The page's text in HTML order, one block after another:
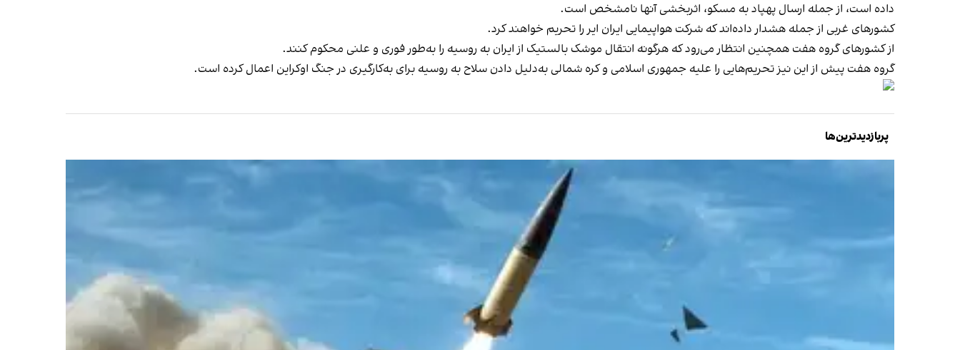
داده است، از جمله ارسال پهپاد به مسکو، اثربخشی آنها نامشخص است.
کشورهای غربی از جمله هشدار داده‌اند که شرکت هواپیمایی ایران ایر را تحریم خواهند کرد.
از کشورهای گروه هفت همچنین انتظار می‌رود که هرگونه انتقال موشک بالستیک از ایران به روسیه را به‌طور فوری و علنی محکوم کنند.
گروه هفت پیش از این نیز تحریم‌هایی را علیه جمهوری اسلامی و کره شمالی به‌دلیل دادن سلاح به روسیه برای به‌کارگیری در جنگ اوکراین اعمال کرده است.
پربازدیدترین‌ها